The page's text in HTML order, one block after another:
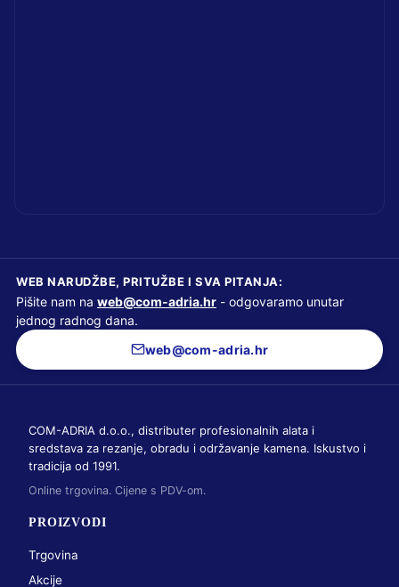
WEB NARUDŽBE, PRITUŽBE I SVA PITANJA:
Pišite nam na web@com-adria.hr - odgovaramo unutar
jednog radnog dana.
web@com-adria.hr
COM-ADRIA d.o.o., distributer profesionalnih alata i
sredstava za rezanje, obradu i održavanje kamena. Iskustvo i
tradicija od 1991.
Online trgovina. Cijene s PDV-om.
PROIZVODI
Trgovina
Akcije